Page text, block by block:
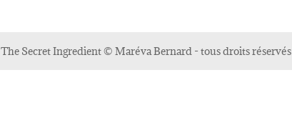
The Secret Ingredient © Maréva Bernard - tous droits réservés